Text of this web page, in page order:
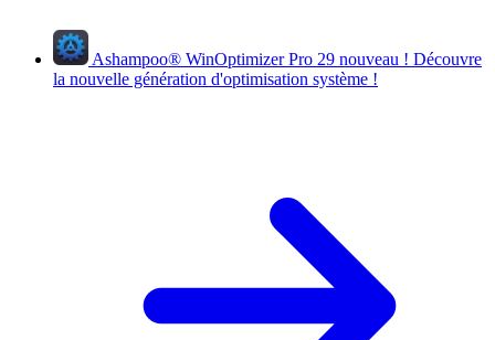
Ashampoo® WinOptimizer Pro 29 nouveau ! Découvre
la nouvelle génération d'optimisation système !